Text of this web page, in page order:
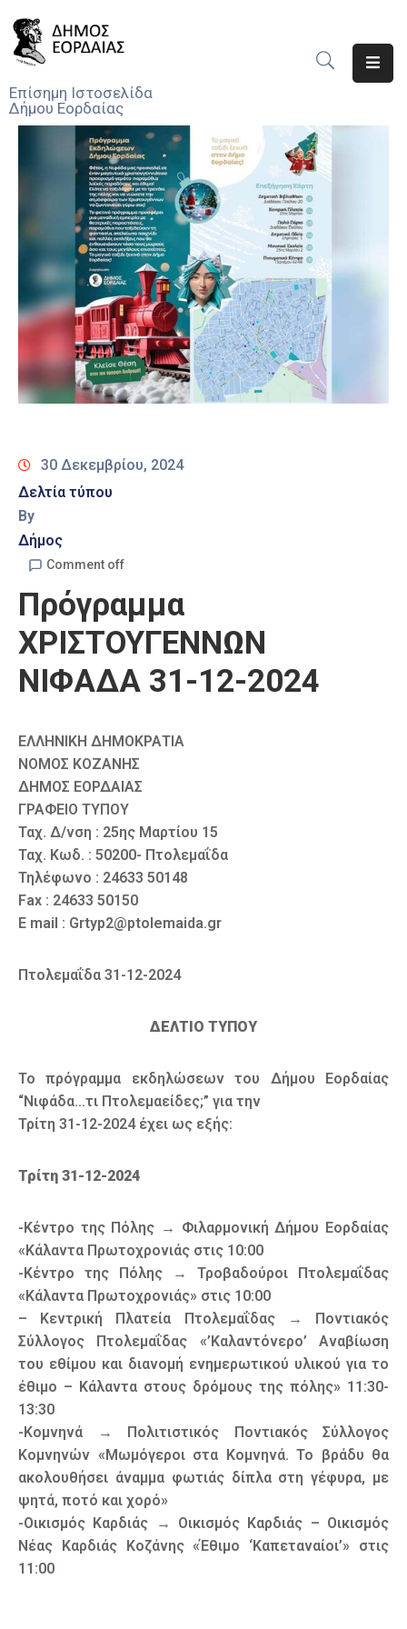
Επίσημη Ιστοσελίδα
Δήμου Εορδαίας
Ο
Νέα
Υπηρεσίες
Του
Δήμου
Προσκλήσεις
Αποφάσεις
Τηλέφωνα
30 Δεκεμβρίου, 2024
Δελτία τύπου
By
Δήμος
Comment off
Πρόγραμμα
ΧΡΙΣΤΟΥΓΕΝΝΩΝ
ΝΙΦΑΔΑ 31-12-2024
ΕΛΛΗΝΙΚΗ ΔΗΜΟΚΡΑΤΙΑ
ΝΟΜΟΣ ΚΟΖΑΝΗΣ
ΔΗΜΟΣ ΕΟΡΔΑΙΑΣ
ΓΡΑΦΕΙΟ ΤΥΠΟΥ
Ταχ. Δ/νση : 25ης Μαρτίου 15
Ταχ. Κωδ. : 50200- Πτολεμαΐδα
Τηλέφωνο : 24633 50148
Fax : 24633 50150
E mail : Grtyp2@ptolemaida.gr
Πτολεμαΐδα 31-12-2024
ΔΕΛΤΙΟ ΤΥΠΟΥ
To πρόγραμμα εκδηλώσεων του Δήμου Εορδαίας
“Νιφάδα…τι Πτολεμαείδες;” για την
Τρίτη 31-12-2024 έχει ως εξής:
Τρίτη 31-12-2024
-Κέντρο της Πόλης → Φιλαρμονική Δήμου Εορδαίας
«Κάλαντα Πρωτοχρονιάς στις 10:00
-Κέντρο της Πόλης → Τροβαδούροι Πτολεμαΐδας
«Κάλαντα Πρωτοχρονιάς» στις 10:00
– Κεντρική Πλατεία Πτολεμαΐδας → Ποντιακός
Σύλλογος Πτολεμαΐδας «’Καλαντόνερο’ Αναβίωση
του εθίμου και διανομή ενημερωτικού υλικού για το
έθιμο – Κάλαντα στους δρόμους της πόλης» 11:30-
13:30
-Κομνηνά → Πολιτιστικός Ποντιακός Σύλλογος
Κομνηνών «Μωμόγεροι στα Κομνηνά. Το βράδυ θα
ακολουθήσει άναμμα φωτιάς δίπλα στη γέφυρα, με
ψητά, ποτό και χορό»
-Οικισμός Καρδιάς → Οικισμός Καρδιάς – Οικισμός
Νέας Καρδιάς Κοζάνης «Έθιμο ‘Καπεταναίοι’» στις
11:00